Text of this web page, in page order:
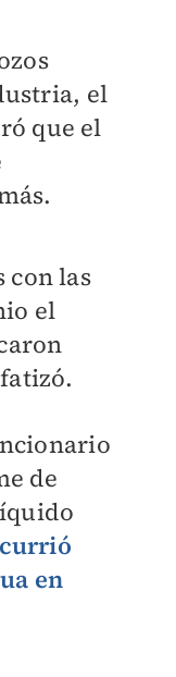
el
que el
con las
el
de
en